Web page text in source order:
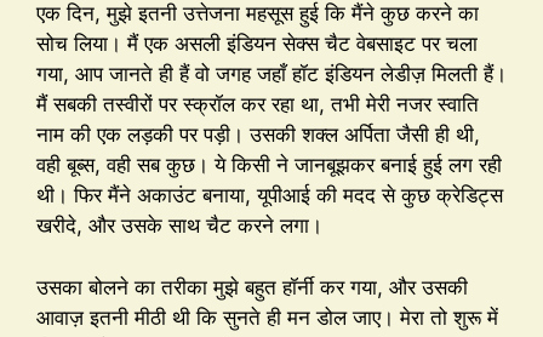
एक दिन, मुझे इतनी उत्तेजना महसूस हुई कि मैंने कुछ करने का
सोच लिया। मैं एक असली इंडियन सेक्स चैट वेबसाइट पर चला
गया, आप जानते ही हैं वो जगह जहाँ हॉट इंडियन लेडीज़ मिलती हैं।
मैं सबकी तस्वीरों पर स्क्रॉल कर रहा था, तभी मेरी नजर स्वाति
नाम की एक लड़की पर पड़ी। उसकी शक्ल अर्पिता जैसी ही थी,
वही बूब्स, वही सब कुछ। ये किसी ने जानबूझकर बनाई हुई लग रही
थी। फिर मैंने अकाउंट बनाया, यूपीआई की मदद से कुछ क्रेडिट्स
खरीदे, और उसके साथ चैट करने लगा।
उसका बोलने का तरीका मुझे बहुत हॉर्नी कर गया, और उसकी
आवाज़ इतनी मीठी थी कि सुनते ही मन डोल जाए। मेरा तो शुरू में